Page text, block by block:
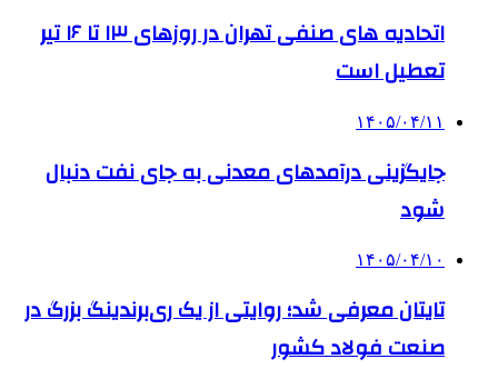
اتحادیه های صنفی تهران در روزهای ۱۳ تا ۱۶ تیر
تعطیل است
۱۴۰۵/۰۴/۱۱
جایگزینی درآمدهای معدنی به جای نفت دنبال
شود
۱۴۰۵/۰۴/۱۰
تایتان معرفی شد؛ روایتی از یک ری‌برندینگ بزرگ در
صنعت فولاد کشور